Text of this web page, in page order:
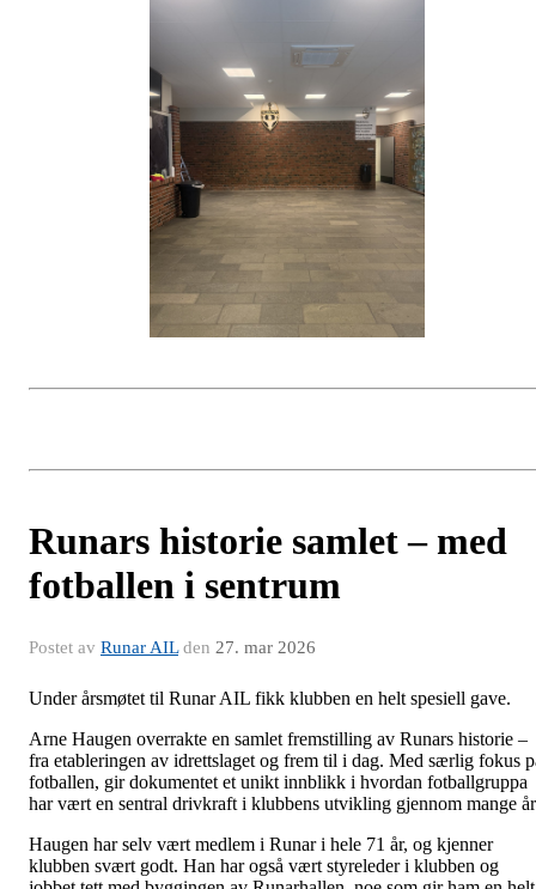
Runars historie samlet – med
fotballen i sentrum
Postet av Runar AILden 27. mar 2026
Under årsmøtet til Runar AIL fikk klubben en helt spesiell gave.
Arne Haugen overrakte en samlet fremstilling av Runars historie –
fra etableringen av idrettslaget og frem til i dag. Med særlig fokus
fotballen, gir dokumentet et unikt innblikk i hvordan fotballgruppa
har vært en sentral drivkraft i klubbens utvikling gjennom mange
Haugen har selv vært medlem i Runar i hele 71 år, og kjenner
klubben svært godt. Han har også vært styreleder i klubben og